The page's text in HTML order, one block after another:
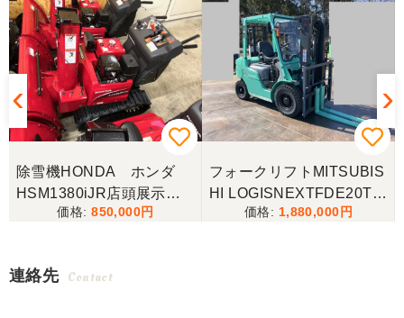
除雪機HONDA ホンダ
HSM1380iJR店頭展示
機！ローリング付き！ほぼ
850,000
フォークリフトMITSUBIS
HI LOGISNEXTFDE20T三
菱 2トン フォークリフト
1,880,000
連絡先 Contact